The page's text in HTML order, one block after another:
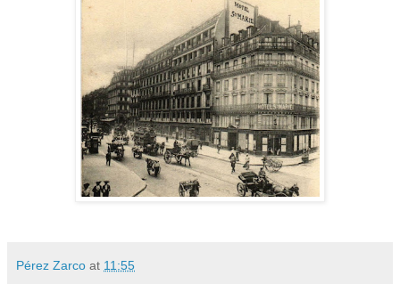
Pérez Zarco at 11:55